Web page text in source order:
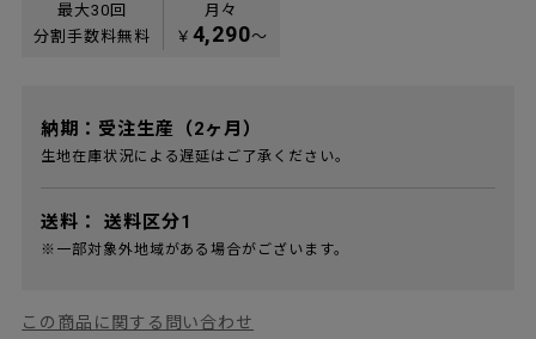
最大30回
分割手数料無料
月々
￥ 4,290〜
納期：受注生産（2ヶ月）
生地在庫状況による遅延はご了承ください。
送料： 送料区分1
※一部対象外地域がある場合がございます。
この商品に関する問い合わせ